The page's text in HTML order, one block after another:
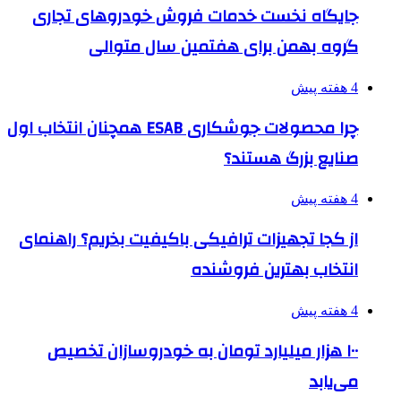
جایگاه نخست خدمات فروش خودروهای تجاری
گروه بهمن برای هفتمین سال متوالی
4 هفته پیش
چرا محصولات جوشکاری ESAB همچنان انتخاب اول
صنایع بزرگ هستند؟
4 هفته پیش
از کجا تجهیزات ترافیکی باکیفیت بخریم؟ راهنمای
انتخاب بهترین فروشنده
4 هفته پیش
۱۰۰ هزار میلیارد تومان به خودروسازان تخصیص
می‌یابد